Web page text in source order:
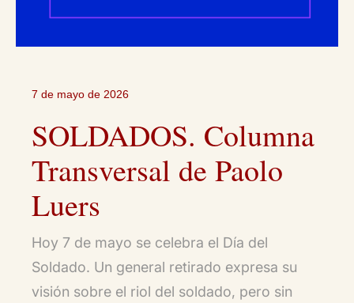
7 de mayo de 2026
SOLDADOS. Columna
Transversal de Paolo
Luers
Hoy 7 de mayo se celebra el Día del
Soldado. Un general retirado expresa su
visión sobre el riol del soldado, pero sin